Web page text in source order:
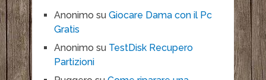
Anonimo su Giocare Dama con il Pc
Gratis
Anonimo su TestDisk Recupero
Partizioni